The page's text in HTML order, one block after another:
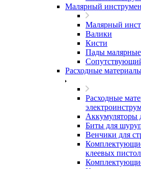
Малярный
Малярный
Валики
Кисти
Пады малярные
Расходные
Расходные
Аккумуляторы
Биты для
Венчики для
клеевых